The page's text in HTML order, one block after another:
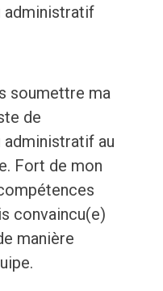
administratif
soumettre ma
de
administratif au
Fort de mon
convaincu(e)
manière